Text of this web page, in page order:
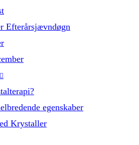
Efterårsjævndøgn
egenskaber
Krystaller